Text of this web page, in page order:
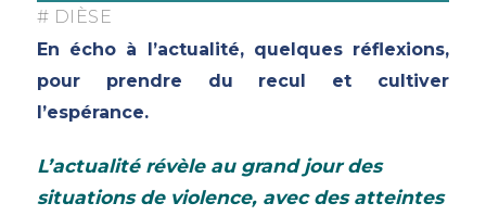
# DIÈSE
En écho à l’actualité, quelques réflexions,
pour prendre du recul et cultiver
l’espérance.
L’actualité révèle au grand jour des
situations de violence, avec des atteintes